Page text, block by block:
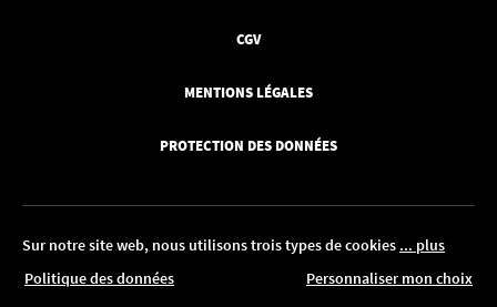
Sur notre site web, nous utilisons trois types de cookies ... plus
Politique des données
Personnaliser mon choix
CGV
MENTIONS LÉGALES
PROTECTION DES DONNÉES
18.08. !